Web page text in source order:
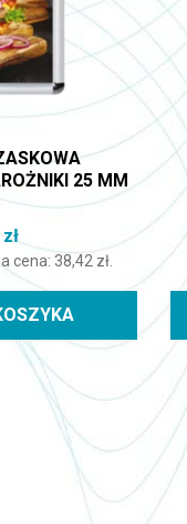
25 MM
zł
cena: 38,42 zł.